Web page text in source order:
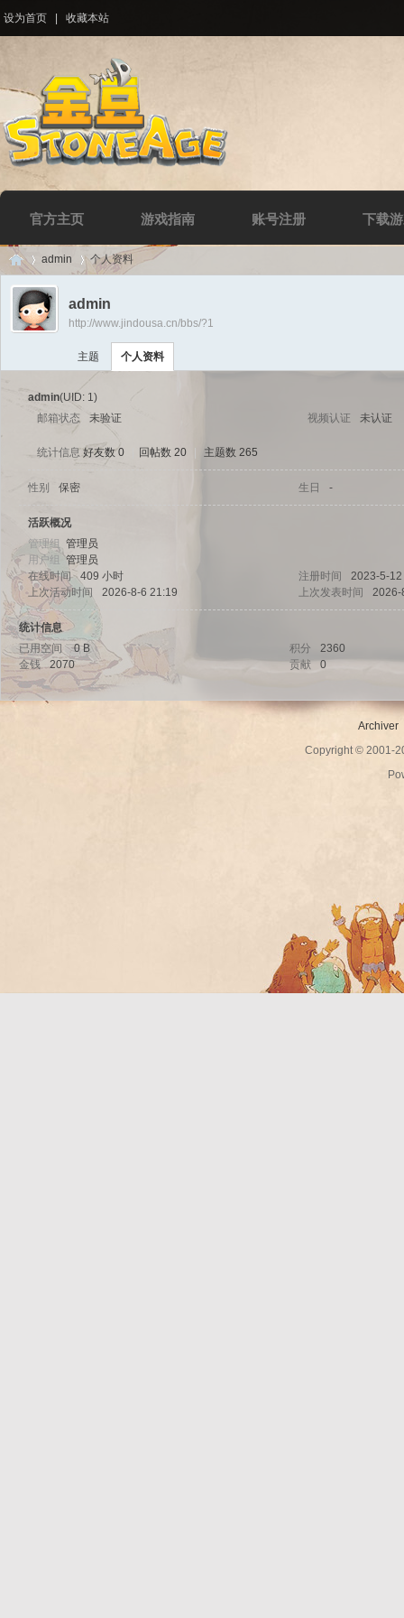
设为首页 收藏本站
官方主页 游戏指南 账号注册 下载
Di
uz!
›
admin 个人资料
admin
http://www.jindousa.cn/bbs/?1
主题 个人资料
admin(UID: 1)
邮箱状态
未验证 视频认证 未认证
统计信息 好友数 0 回帖数 20 主题数 265
性别 保密 生日 -
活跃概况
管理组 管理员
用户组管理员
在线时间
409 小时 注册时间
2023-5-
上次活动时间
2026-8-6 21:19 上次发表时间 2026-
统计信息
已用空间
0 B 积分
2360
金钱
2070 贡献 0
Archiver
Copyright © 2001-